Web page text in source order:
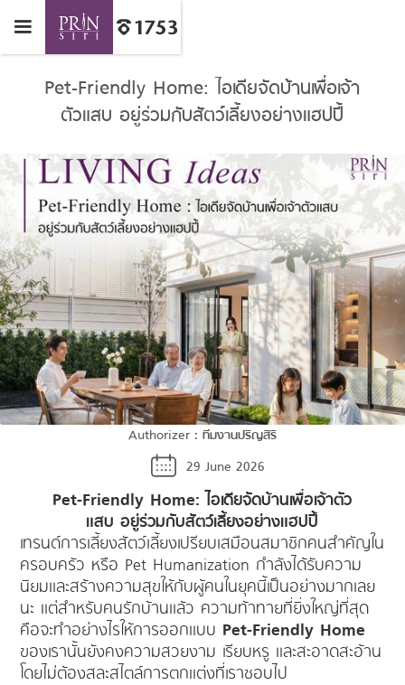
Pet-Friendly Home: ไอเดียจัดบ้านเพื่อเจ้า
ตัวแสบ อยู่ร่วมกับสัตว์เลี้ยงอย่างแฮปปี้
Authorizer : ทีมงานปริญสิริ
29 June 2026
Pet-Friendly Home: ไอเดียจัดบ้านเพื่อเจ้าตัว
แสบ อยู่ร่วมกับสัตว์เลี้ยงอย่างแฮปปี้
เทรนด์การเลี้ยงสัตว์เลี้ยงเปรียบเสมือนสมาชิกคนสำคัญใน
ครอบครัว หรือ Pet Humanization กำลังได้รับความ
นิยมและสร้างความสุขให้กับผู้คนในยุคนี้เป็นอย่างมากเลย
นะ แต่สำหรับคนรักบ้านแล้ว ความท้าทายที่ยิ่งใหญ่ที่สุด
คือจะทำอย่างไรให้การออกแบบ Pet-Friendly Home
ของเรานั้นยังคงความสวยงาม เรียบหรู และสะอาดสะอ้าน
โดยไม่ต้องสละสไตล์การตกแต่งที่เราชอบไป